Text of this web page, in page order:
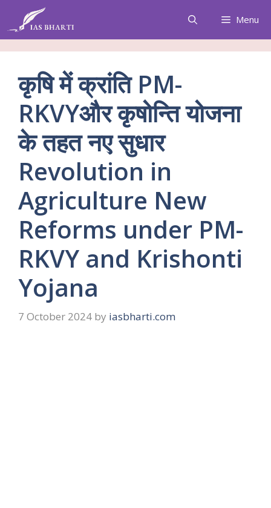
content
Menu
कृषि में क्रांति PM-
RKVYऔर कृषोन्ति योजना
के तहत नए सुधार
Revolution in
Agriculture New
Reforms under PM-
RKVY and Krishonti
Yojana
7 October 2024 by iasbharti.com